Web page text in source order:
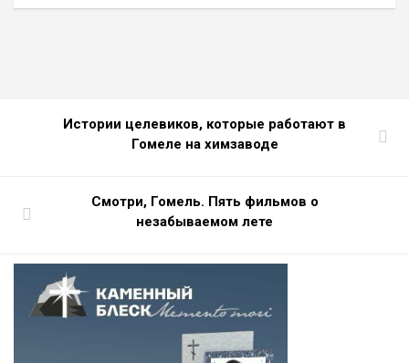
Истории целевиков, которые работают в
Гомеле на химзаводе
Смотри, Гомель. Пять фильмов о
незабываемом лете